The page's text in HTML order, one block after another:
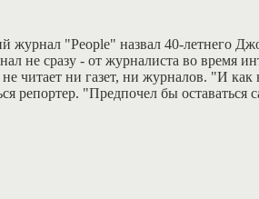
журнал "People" назвал 40-летнего
не сразу - от журналиста во время
читает ни газет, ни журналов. "И как
репортер. "Предпочел бы